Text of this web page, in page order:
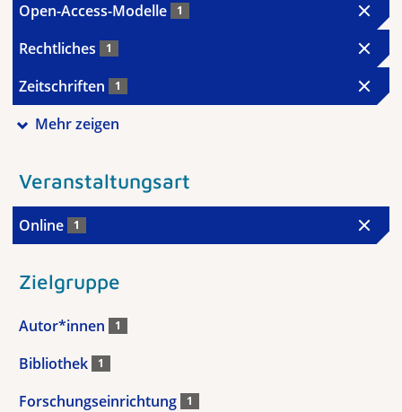
Open-Access-Modelle 1
Rechtliches 1
Zeitschriften 1
Mehr zeigen
Veranstaltungsart
Online 1
Zielgruppe
Autor*innen 1
Bibliothek 1
Forschungseinrichtung 1